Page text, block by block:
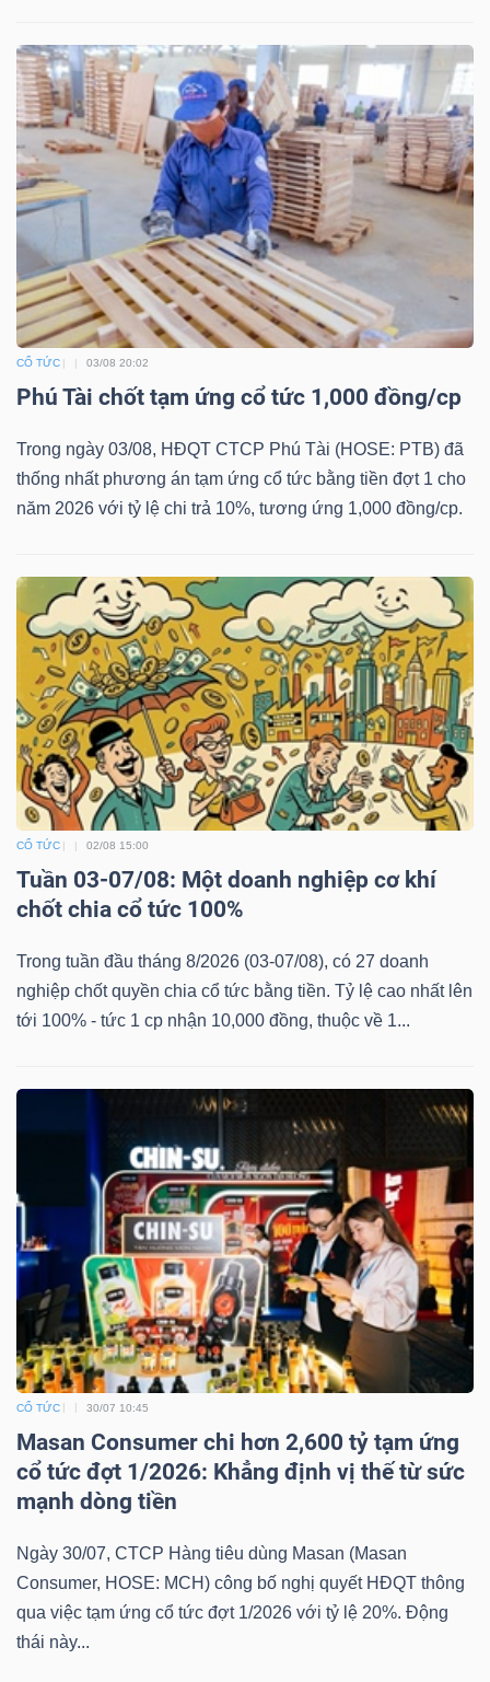
CỔ TỨC 03/08 20:02
Phú Tài chốt tạm ứng cổ tức 1,000 đồng/cp
Trong ngày 03/08, HĐQT CTCP Phú Tài (HOSE: PTB) đã
thống nhất phương án tạm ứng cổ tức bằng tiền đợt 1 cho
năm 2026 với tỷ lệ chi trả 10%, tương ứng 1,000 đồng/cp.
CỔ TỨC 02/08 15:00
Tuần 03-07/08: Một doanh nghiệp cơ khí
chốt chia cổ tức 100%
Trong tuần đầu tháng 8/2026 (03-07/08), có 27 doanh
nghiệp chốt quyền chia cổ tức bằng tiền. Tỷ lệ cao nhất lên
tới 100% - tức 1 cp nhận 10,000 đồng, thuộc về 1...
CỔ TỨC 30/07 10:45
Masan Consumer chi hơn 2,600 tỷ tạm ứng
cổ tức đợt 1/2026: Khẳng định vị thế từ sức
mạnh dòng tiền
Ngày 30/07, CTCP Hàng tiêu dùng Masan (Masan
Consumer, HOSE: MCH) công bố nghị quyết HĐQT thông
qua việc tạm ứng cổ tức đợt 1/2026 với tỷ lệ 20%. Động
thái này...